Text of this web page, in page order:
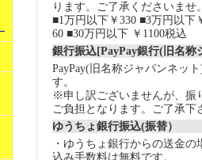
ります。ご了承くださいませ
■1万円以下￥330 ■3万円以下
60 ■30万円以下 ￥1100税込
銀行振込[PayPay銀行(旧名称
PayPay(旧名称ジャパンネッ
す。
※申し訳ございませんが、振
ご負担となります。ご了承下
ゆうちょ銀行振込(振替）
・ゆうちょ銀行からの送金
込み手数料は無料です。